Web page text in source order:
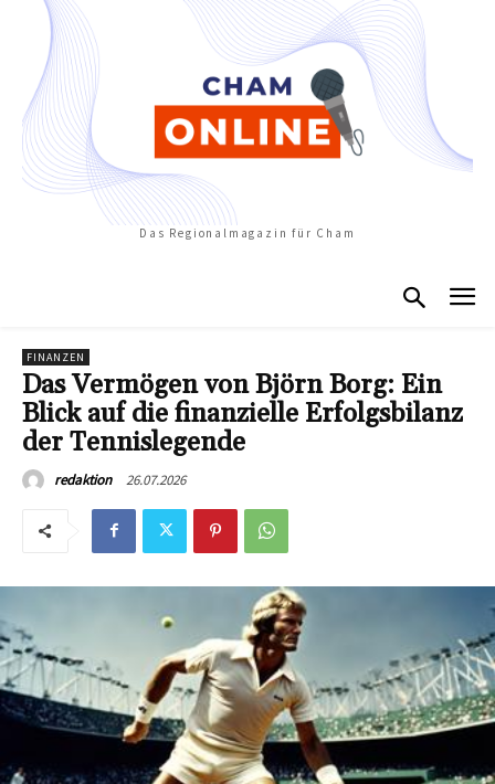
Das Regionalmagazin für Cham
FINANZEN
Das Vermögen von Björn Borg: Ein
Blick auf die finanzielle Erfolgsbilanz
der Tennislegende
redaktion 26.07.2026